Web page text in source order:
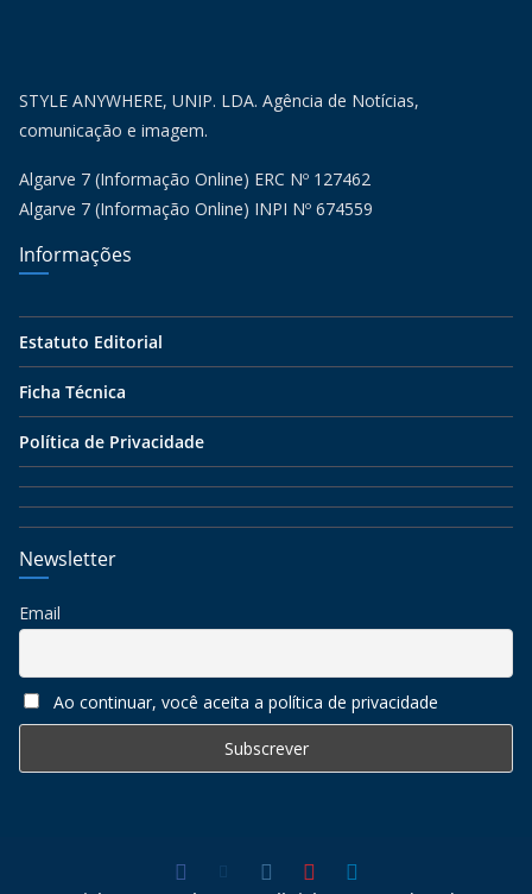
STYLE ANYWHERE, UNIP. LDA. Agência de Notícias,
comunicação e imagem.
Algarve 7 (Informação Online) ERC Nº 127462
Algarve 7 (Informação Online) INPI Nº 674559
Informações
Estatuto Editorial
Ficha Técnica
Política de Privacidade
Newsletter
Email
Ao continuar, você aceita a política de privacidade